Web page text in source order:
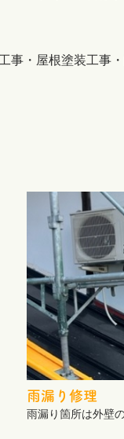
事・屋根塗装工事
雨漏り修理
雨漏り箇所は外壁